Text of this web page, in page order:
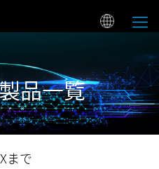
品一覧
まで